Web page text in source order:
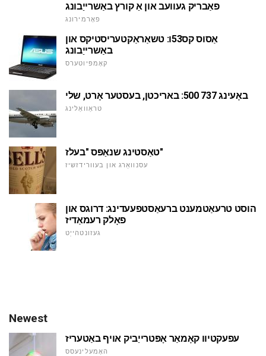
פאַבריק געוועב און אַ קורץ באַשרייַבונג
פאָרמירונג
אַסוס קס53ו: טשאַראַקטעריסטיקס און
באַשרייַבונג
קאָמפּיוטערס
באָעינג 737 500: באריכטן, בעסטער אָרט, שלי
טראַוואַלינג
טאַסטינג שנאַפּס "בעלז"
עסנוואַרג און בעוורידזשיז
הוסט טרעאַטמענט ברעאַסטפעעדינג: דרוגס און
פאָלק רעמאַדיז
געזונטהייַט
Newest
עפעקטיוו קאָמאַר אָפּטרייַביק אויף באַטעריז
האָמעלינעסס